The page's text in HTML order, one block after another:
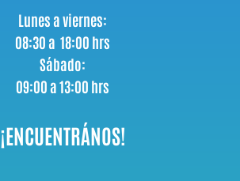
Lunes a viernes:
08:30 a 18:00 hrs
Sábado:
09:00 a 13:00 hrs
¡ENCUENTRÁNOS!